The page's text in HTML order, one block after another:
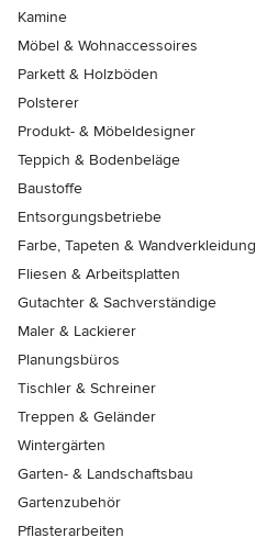
Kamine
Möbel & Wohnaccessoires
Parkett & Holzböden
Polsterer
Produkt- & Möbeldesigner
Teppich & Bodenbeläge
Baustoffe
Entsorgungsbetriebe
Farbe, Tapeten & Wandverkleidung
Fliesen & Arbeitsplatten
Gutachter & Sachverständige
Maler & Lackierer
Planungsbüros
Tischler & Schreiner
Treppen & Geländer
Wintergärten
Garten- & Landschaftsbau
Gartenzubehör
Pflasterarbeiten